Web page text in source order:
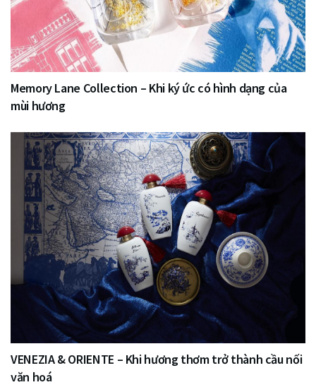
Memory Lane Collection – Khi ký ức có hình dạng của
mùi hương
VENEZIA & ORIENTE – Khi hương thơm trở thành cầu nối
văn hoá